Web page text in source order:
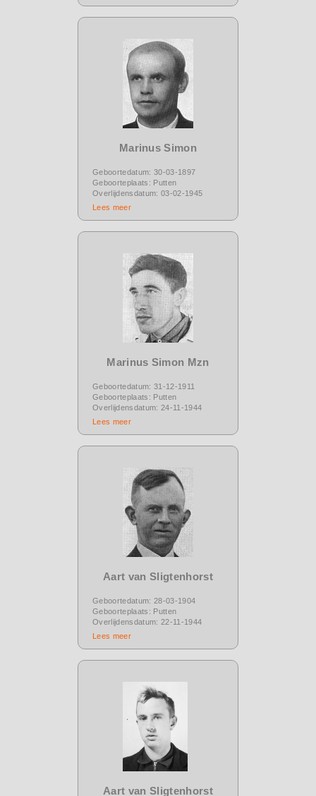
Marinus Simon
Geboortedatum: 30-03-1897
Geboorteplaats: Putten
Overlijdensdatum: 03-02-1945
Lees meer
Marinus Simon Mzn
Geboortedatum: 31-12-1911
Geboorteplaats: Putten
Overlijdensdatum: 24-11-1944
Lees meer
Aart van Sligtenhorst
Geboortedatum: 28-03-1904
Geboorteplaats: Putten
Overlijdensdatum: 22-11-1944
Lees meer
Aart van Sligtenhorst